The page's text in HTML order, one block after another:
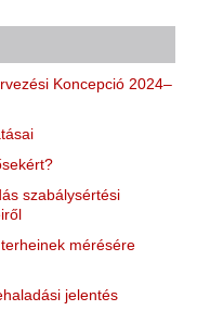
Koncepció 2024–
szabálysértési
mérésére
jelentés